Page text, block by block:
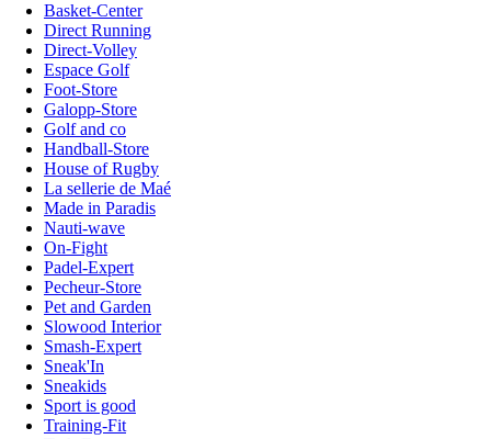
Basket-Center
Direct Running
Direct-Volley
Espace Golf
Foot-Store
Galopp-Store
Golf and co
Handball-Store
House of Rugby
La sellerie de Maé
Made in Paradis
Nauti-wave
On-Fight
Padel-Expert
Pecheur-Store
Pet and Garden
Slowood Interior
Smash-Expert
Sneak'In
Sneakids
Sport is good
Training-Fit